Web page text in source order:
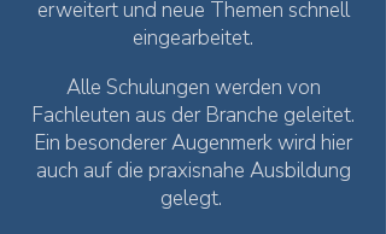
erweitert und neue Themen schnell
eingearbeitet.
Alle Schulungen werden von
Fachleuten aus der Branche geleitet.
Ein besonderer Augenmerk wird hier
auch auf die praxisnahe Ausbildung
gelegt.